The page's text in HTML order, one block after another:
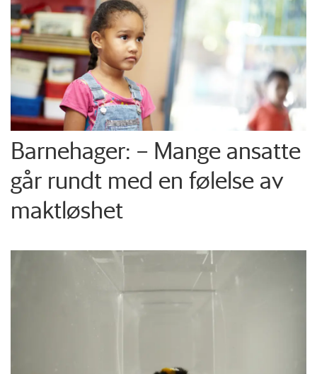
Barnehager: – Mange ansatte
går rundt med en følelse av
maktløshet